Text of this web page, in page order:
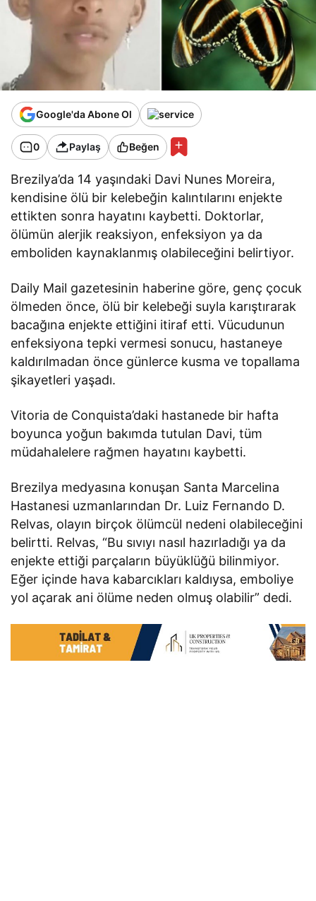
Google'da Abone Ol
0 Paylaş Beğen
Brezilya’da 14 yaşındaki Davi Nunes Moreira,
kendisine ölü bir kelebeğin kalıntılarını enjekte
ettikten sonra hayatını kaybetti. Doktorlar,
ölümün alerjik reaksiyon, enfeksiyon ya da
emboliden kaynaklanmış olabileceğini belirtiyor.
Daily Mail gazetesinin haberine göre, genç çocuk
ölmeden önce, ölü bir kelebeği suyla karıştırarak
bacağına enjekte ettiğini itiraf etti. Vücudunun
enfeksiyona tepki vermesi sonucu, hastaneye
kaldırılmadan önce günlerce kusma ve topallama
şikayetleri yaşadı.
Vitoria de Conquista’daki hastanede bir hafta
boyunca yoğun bakımda tutulan Davi, tüm
müdahalelere rağmen hayatını kaybetti.
Brezilya medyasına konuşan Santa Marcelina
Hastanesi uzmanlarından Dr. Luiz Fernando D.
Relvas, olayın birçok ölümcül nedeni olabileceğini
belirtti. Relvas, “Bu sıvıyı nasıl hazırladığı ya da
enjekte ettiği parçaların büyüklüğü bilinmiyor.
Eğer içinde hava kabarcıkları kaldıysa, emboliye
yol açarak ani ölüme neden olmuş olabilir” dedi.